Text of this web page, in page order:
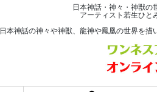
日本神話・神々・神獣の
アーティスト若生ひと
日本神話の神々や神獣、龍神や鳳凰の世界を